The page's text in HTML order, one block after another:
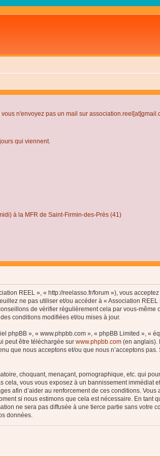
vous n'envoyez pas un mail sur
qui viennent.
à la MFR de Saint-Firmin-des-Près (41)
REEL », « http://reelasso.fr/forum »), vous
ne pas utiliser et/ou accéder à « Association
de vérifier régulièrement cela par vous-
conditions modifiées et/ou mises à jour.
phpBB », « www.phpbb.com », « phpBB Limited », «
peut être téléchargée sur www.phpbb.com (en anglais).
que nous acceptons et/ou que nous n’acceptons
choquant, menaçant, pornographique, etc. qui
vous vous exposez à un bannissement immédiat
afin d’aider au renforcement de ces conditions.
si nous estimons que cela est nécessaire. En tant
ne sera pas diffusée à une tierce partie sans votre
données.